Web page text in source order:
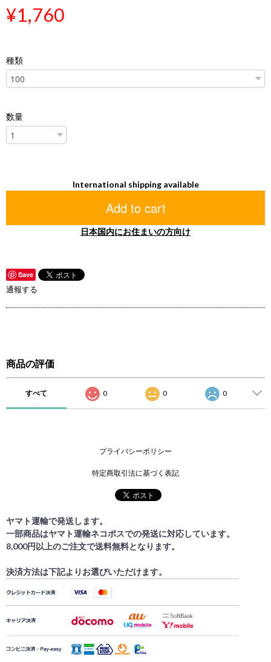
¥1,760
種類
数量
International shipping available
Add to cart
日本国内にお住まいの方向け
Save
通報する
商品の評価
すべて 0 0 0
プライバシーポリシー
特定商取引法に基づく表記
ヤマト運輸で発送します。
一部商品はヤマト運輸ネコポスでの発送に対応しています。
8,000円以上のご注文で送料無料となります。
決済方法は下記よりお選びいただけます。